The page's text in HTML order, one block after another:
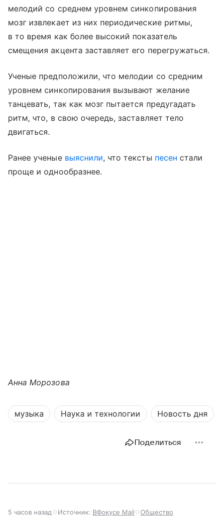
мелодий со среднем уровнем синкопирования
мозг извлекает из них периодические ритмы,
в то время как более высокий показатель
смещения акцента заставляет его перегружаться.
Ученые предположили, что мелодии со средним
уровнем синкопирования вызывают желание
танцевать, так как мозг пытается предугадать
ритм, что, в свою очередь, заставляет тело
двигаться.
Ранее ученые выяснили, что тексты песен стали
проще и однообразнее.
Анна Морозова
музыка Наука и технологии Новость дня
Поделиться
5 часов назад Источник: ВФокусе Mail Общество